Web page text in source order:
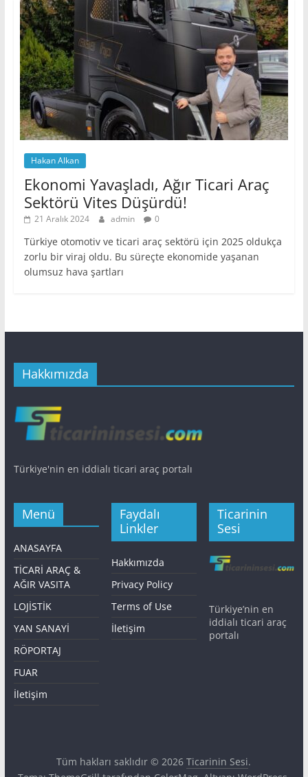
Hakan Alkan
Ekonomi Yavaşladı, Ağır Ticari Araç
Sektörü Vites Düşürdü!
21 Aralık 2024 admin 0
Türkiye otomotiv ve ticari araç sektörü için 2025 oldukça
zorlu bir viraj oldu. Bu süreçte ekonomide yaşanan
olumsuz hava şartları
Hakkımızda
Türkiye'nin en iddialı ticari araç portalı
Menü
ANASAYFA
TİCARİ ARAÇ &
AĞIR VASITA
LOJİSTİK
YAN SANAYİ
RÖPORTAJ
FUAR
İletişim
Faydalı
Linkler
Hakkımızda
Privacy Policy
Terms of Use
İletişim
Ticarinin
Sesi
Türkiye’nin en
iddialı ticari araç
portalı
Tüm hakları saklıdır © 2026Ticarinin Sesi.